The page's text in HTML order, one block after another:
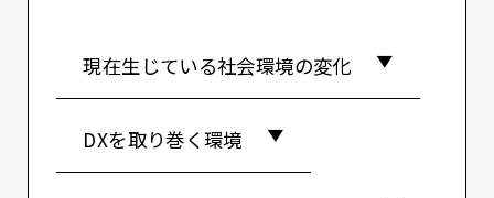
現在生じている社会環境の変化
DXを取り巻く環境